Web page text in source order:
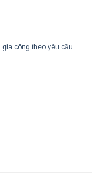
công theo yêu cầu